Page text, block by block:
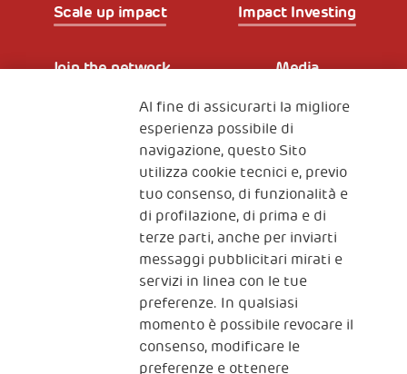
Scale up impact Impact Investing
Join the network Media
Iscriviti alla newsletter
Fondazione
The Human Safety Net
CONTATTACI
Al fine di assicurarti la migliore
esperienza possibile di
navigazione, questo Sito
utilizza cookie tecnici e, previo
tuo consenso, di funzionalità e
di profilazione, di prima e di
terze parti, anche per inviarti
messaggi pubblicitari mirati e
servizi in linea con le tue
preferenze. In qualsiasi
momento è possibile revocare il
consenso, modificare le
preferenze e ottenere